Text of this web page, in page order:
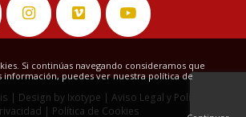
Si continúas navegando consideramos que
información, puedes ver nuestra política de
| Design by Ixotype | Aviso Legal y Política de
| Política de Cookies